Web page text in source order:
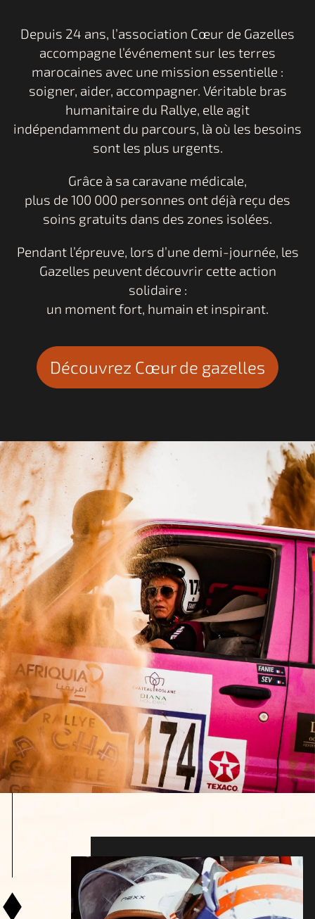
Depuis 24 ans, l’association Cœur de Gazelles
accompagne l’événement sur les terres
marocaines avec une mission essentielle :
soigner, aider, accompagner. Véritable bras
humanitaire du Rallye, elle agit
indépendamment du parcours, là où les besoins
sont les plus urgents.
Grâce à sa caravane médicale,
plus de 100 000 personnes ont déjà reçu des
soins gratuits dans des zones isolées.
Pendant l’épreuve, lors d’une demi-journée, les
Gazelles peuvent découvrir cette action
solidaire :
un moment fort, humain et inspirant.
Découvrez Cœur de gazelles